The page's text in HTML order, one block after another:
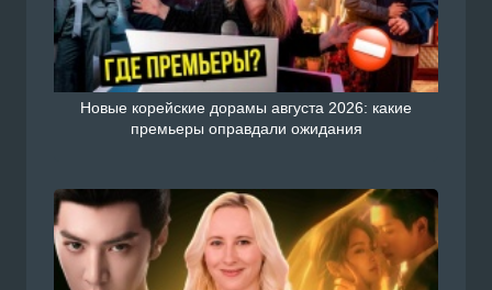
Новые корейские дорамы августа 2026: какие
премьеры оправдали ожидания